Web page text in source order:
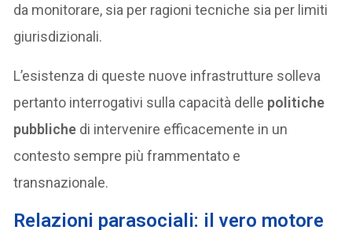
da monitorare, sia per ragioni tecniche sia per limiti
giurisdizionali.
L’esistenza di queste nuove infrastrutture solleva
pertanto interrogativi sulla capacità delle politiche
pubbliche di intervenire efficacemente in un
contesto sempre più frammentato e
transnazionale.
Relazioni parasociali: il vero motore